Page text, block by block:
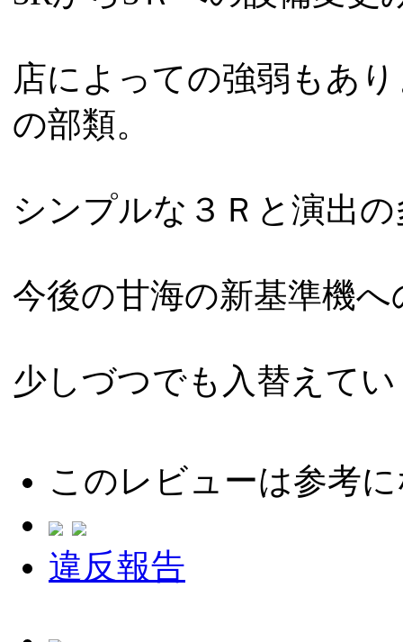
店によっての強弱もあ
の部類。
シンプルな３Ｒと演出
今後の甘海の新基準機
少しづつでも入替えて
このレビューは参考
違反報告